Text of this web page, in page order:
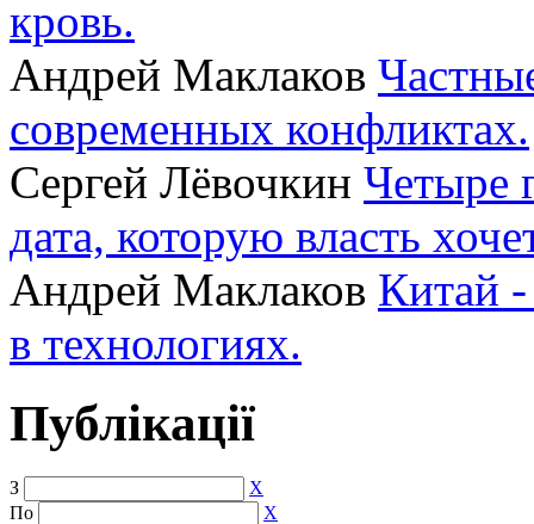
кровь.
Андрей Маклаков
современных конфликтах.
Сергей Лёвочкин Четыре
дата, которую власть
Андрей Маклаков Китай
в технологиях.
Публікації
З
X
По
X